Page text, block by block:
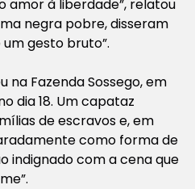
à liberdade”, relatou
negra pobre, disseram
gesto bruto”.
na Fazenda Sossego, em
dia 18. Um capataz
de escravos e, em
como forma de
indignado com a cena que